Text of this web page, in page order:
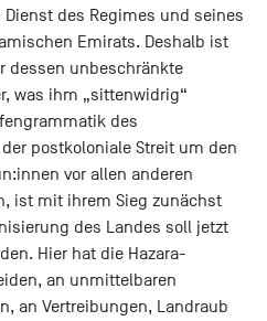
des Regimes und seines
Emirats. Deshalb ist
dessen unbeschränkte
was ihm „sittenwidrig“
des
postkoloniale Streit um den
vor allen anderen
ist mit ihrem Sieg zunächst
des Landes soll jetzt
Hier hat die Hazara-
an unmittelbaren
an Vertreibungen, Landraub